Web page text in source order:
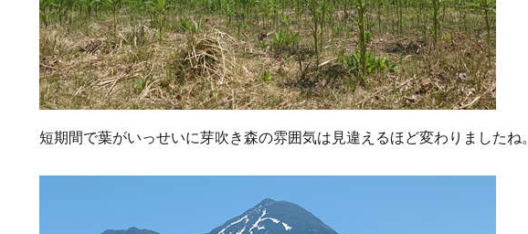
短期間で葉がいっせいに芽吹き森の雰囲気は見違えるほど変わりましたね。